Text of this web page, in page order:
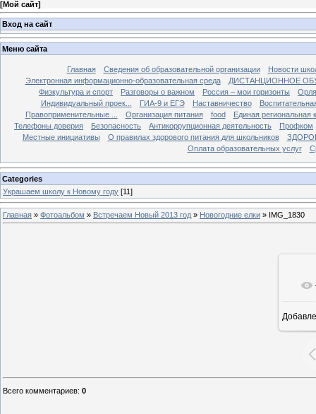
[Мой сайт]
Вход на сайт
Меню сайта
Главная Сведения об образовательной организации
Новости
Электронная информационно-образовательная среда
ДИСТАНЦИОННОЕ
Физкультура и спорт
Разговоры о важном Россия – мои горизонты
Индивидуальный проек...
ГИА-9 и ЕГЭ Наставничество
Правоприменительные ...
Организация питания food
Единая региональная
Телефоны доверия
Безопасность Антикоррупционная деятельность
Профком
Местные инициативы
О правилах здорового питания для школьников
Оплата образовательных услуг
Categories
Украшаем школу к Новому году [11]
Главная » Фотоальбом » Встречаем Новый 2013 год » Новогодние елки » IMG_1830
Всего комментариев: 0